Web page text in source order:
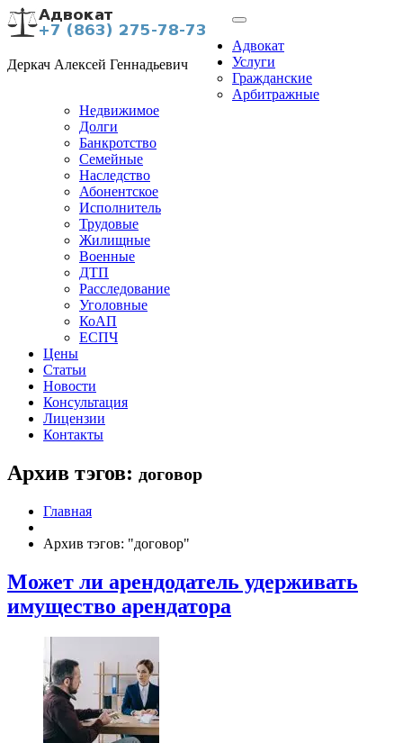
Деркач Алексей Геннадьевич
Адвокат
Услуги
Гражданские
Арбитражные
Недвижимое
Долги
Банкротство
Семейные
Наследство
Абонентское
Исполнитель
Трудовые
Жилищные
Военные
ДТП
Расследование
Уголовные
КоАП
ЕСПЧ
Цены
Статьи
Новости
Консультация
Лицензии
Контакты
Архив тэгов: договор
Главная
Архив тэгов: "договор"
Может ли арендодатель удерживать
имущество арендатора